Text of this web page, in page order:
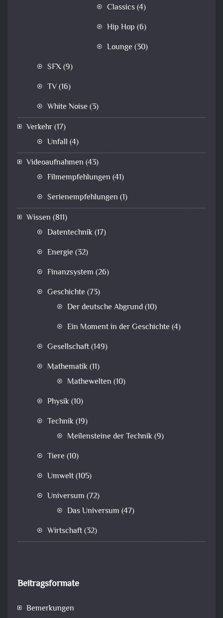
Classics(4)
Hip Hop (6)
Lounge (30)
SFX(9)
TV(16)
White Noise (3)
Verkehr(17)
Unfall (4)
Videoaufnahmen (43)
Filmempfehlungen (41)
Serienempfehlungen (1)
Wissen (811)
Datentechnik(17)
Energie (32)
Finanzsystem (26)
Geschichte (73)
Der deutsche Abgrund(10)
Ein Moment in der Geschichte (4)
Gesellschaft(149)
Mathematik(11)
Mathewelten (10)
Physik(10)
Technik(19)
Meilensteine der Technik(9)
Tiere (10)
Umwelt(105)
Universum (72)
Das Universum (47)
Wirtschaft(32)
Beitragsformate
Bemerkungen